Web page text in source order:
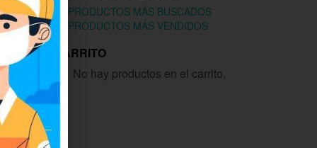
PRODUCTOS MÁS BUSCADOS
PRODUCTOS MÁS VENDIDOS
CARRITO
No hay productos en el carrito.